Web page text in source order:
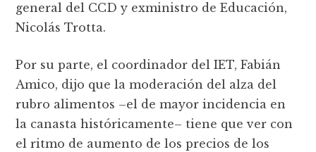
general del CCD y exministro de Educación,
Nicolás Trotta.
Por su parte, el coordinador del IET, Fabián
Amico, dijo que la moderación del alza del
rubro alimentos –el de mayor incidencia en
la canasta históricamente– tiene que ver con
el ritmo de aumento de los precios de los